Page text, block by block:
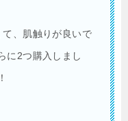
て、肌触りが良いで
に2つ購入しまし